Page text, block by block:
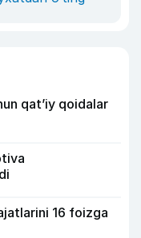
qat’iy qoidalar
16 foizga